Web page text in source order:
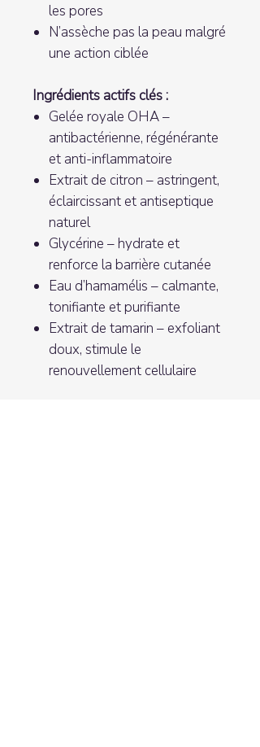
les pores
N’assèche pas la peau malgré
une action ciblée
Ingrédients actifs clés :
Gelée royale OHA –
antibactérienne, régénérante
et anti-inflammatoire
Extrait de citron – astringent,
éclaircissant et antiseptique
naturel
Glycérine – hydrate et
renforce la barrière cutanée
Eau d’hamamélis – calmante,
tonifiante et purifiante
Extrait de tamarin – exfoliant
doux, stimule le
renouvellement cellulaire